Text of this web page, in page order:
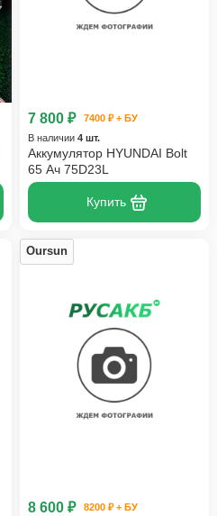
7 800 ₽
7400 ₽ + БУ
В наличии 4 шт.
Аккумулятор HYUNDAI Bolt
65 Ач 75D23L
Купить
Oursun
8 600 ₽
8200 ₽ + БУ